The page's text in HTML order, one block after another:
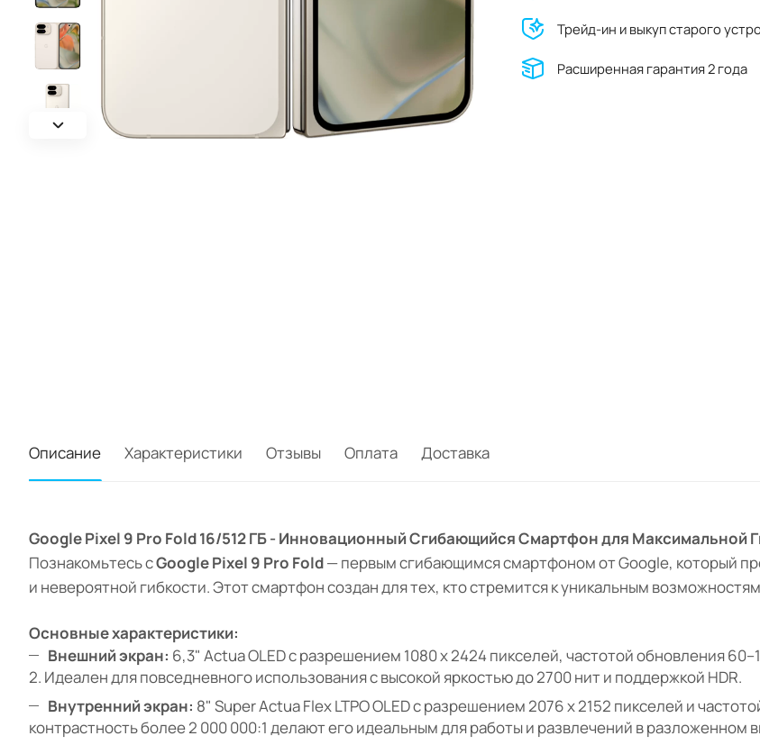
Трейд-ин и выкуп старого
Расширенная гарантия 2 года
Описание Характеристики Отзывы Оплата Доставка
Google Pixel 9 Pro Fold 16/512 ГБ - Инновационный Сгибающийся Смартфон для Максимальной
Познакомьтесь сGoogle Pixel 9 Pro Fold— первым сгибающимся смартфоном от Google, который
и невероятной гибкости. Этот смартфон создан для тех, кто стремится к уникальным
Основные характеристики:
Внешний экран: 6,3" Actua OLED с разрешением 1080 x 2424 пикселей, частотой обновления
2. Идеален для повседневного использования с высокой яркостью до 2700 нит и поддержкой HDR.
Внутренний экран: 8" Super Actua Flex LTPO OLED с разрешением 2076 x 2152 пикселей и
контрастность более 2 000 000:1 делают его идеальным для работы и развлечений в разложенном